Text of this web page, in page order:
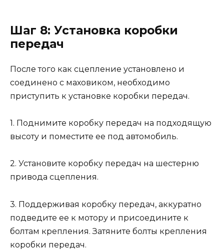
Шаг 8: Установка коробки
передач
После того как сцепление установлено и
соединено с маховиком, необходимо
приступить к установке коробки передач.
1. Поднимите коробку передач на подходящую
высоту и поместите ее под автомобиль.
2. Установите коробку передач на шестерню
привода сцепления.
3. Поддерживая коробку передач, аккуратно
подведите ее к мотору и присоедините к
болтам крепления. Затяните болты крепления
коробки передач.